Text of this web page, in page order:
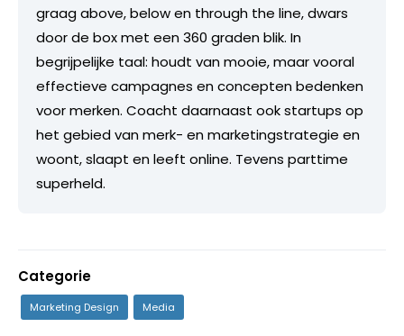
graag above, below en through the line, dwars
door de box met een 360 graden blik. In
begrijpelijke taal: houdt van mooie, maar vooral
effectieve campagnes en concepten bedenken
voor merken. Coacht daarnaast ook startups op
het gebied van merk- en marketingstrategie en
woont, slaapt en leeft online. Tevens parttime
superheld.
Categorie
Marketing Design Media